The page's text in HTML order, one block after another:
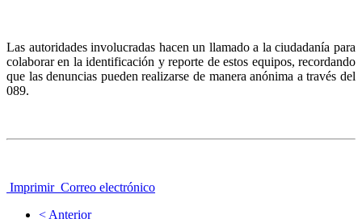
Las autoridades involucradas hacen un llamado a la ciudadanía para
colaborar en la identificación y reporte de estos equipos, recordando
que las denuncias pueden realizarse de manera anónima a través del
089.
Imprimir Correo electrónico
< Anterior